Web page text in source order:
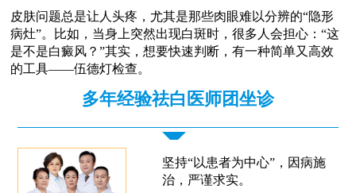
皮肤问题总是让人头疼，尤其是那些肉眼难以分辨的“隐形
病灶”。比如，当身上突然出现白斑时，很多人会担心：“这
是不是白癜风？”其实，想要快速判断，有一种简单又高效
的工具——伍德灯检查。
多年经验祛白医师团坐诊
坚持“以患者为中心”，因病施
治，严谨求实。